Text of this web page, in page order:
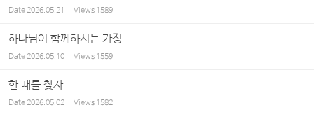
Date2026.05.21 Views 1589
하나님이 함께하시는 가정
Date2026.05.10 Views 1559
한 때를 찾자
Date2026.05.02 Views 1582